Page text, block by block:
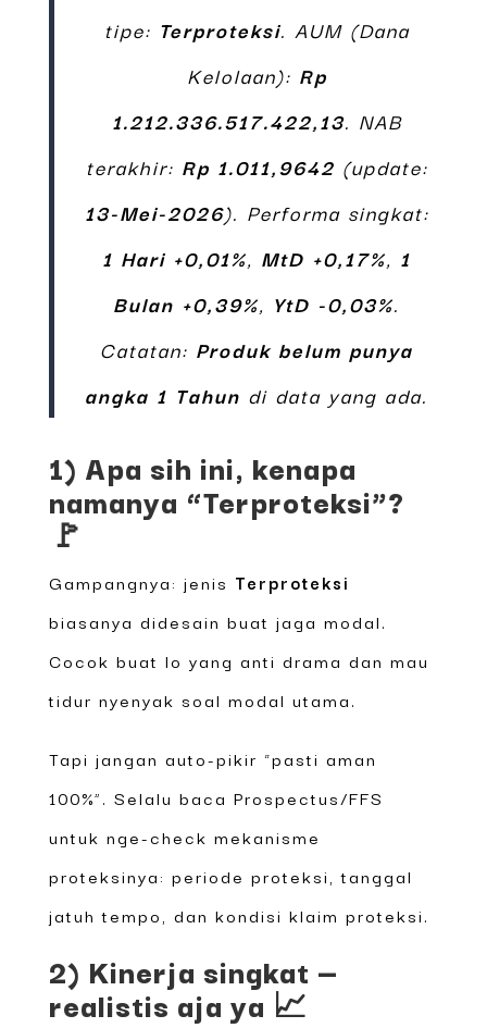
tipe: Terproteksi. AUM (Dana
Kelolaan): Rp
1.212.336.517.422,13. NAB
terakhir: Rp 1.011,9642 (update:
13-Mei-2026). Performa singkat:
1 Hari +0,01%, MtD +0,17%, 1
Bulan +0,39%, YtD -0,03%.
Catatan: Produk belum punya
angka 1 Tahun di data yang ada.
1) Apa sih ini, kenapa
namanya “Terproteksi”?
🚩
Gampangnya: jenis Terproteksi
biasanya didesain buat jaga modal.
Cocok buat lo yang anti drama dan mau
tidur nyenyak soal modal utama.
Tapi jangan auto-pikir “pasti aman
100%”. Selalu baca Prospectus/FFS
untuk nge-check mekanisme
proteksinya: periode proteksi, tanggal
jatuh tempo, dan kondisi klaim proteksi.
2) Kinerja singkat —
realistis aja ya 📈